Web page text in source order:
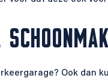
Ook dan